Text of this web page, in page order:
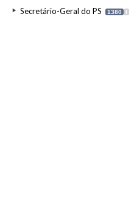
Secretário-Geral do PS 1380 I